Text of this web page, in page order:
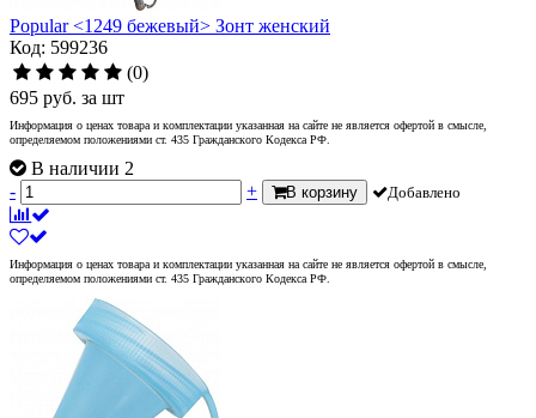
Popular <1249 бежевый> Зонт женский
Код: 599236
(0)
695 руб. за шт
Информация о ценах товара и комплектации указанная на сайте не является офертой в смысле,
определяемом положениями ст. 435 Гражданского Кодекса РФ.
В наличии 2
-
+ В корзину Добавлено
Информация о ценах товара и комплектации указанная на сайте не является офертой в смысле,
определяемом положениями ст. 435 Гражданского Кодекса РФ.